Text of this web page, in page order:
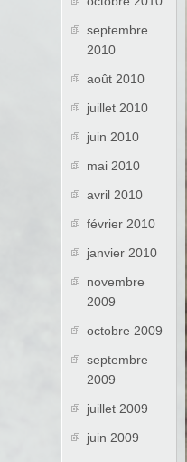
septembre
2010
août 2010
juillet 2010
juin 2010
mai 2010
avril 2010
février 2010
janvier 2010
novembre
2009
octobre 2009
septembre
2009
juillet 2009
juin 2009